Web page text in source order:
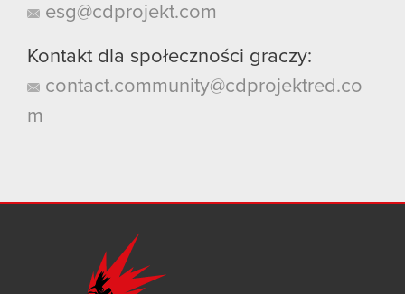
esg@cdprojekt.com
Kontakt dla społeczności graczy:
contact.community@cdprojektred.co
m